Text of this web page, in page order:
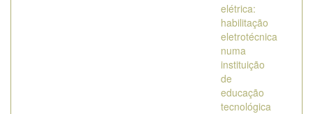
elétrica:
habilitação
eletrotécnica
numa
instituição
de
educação
tecnológica